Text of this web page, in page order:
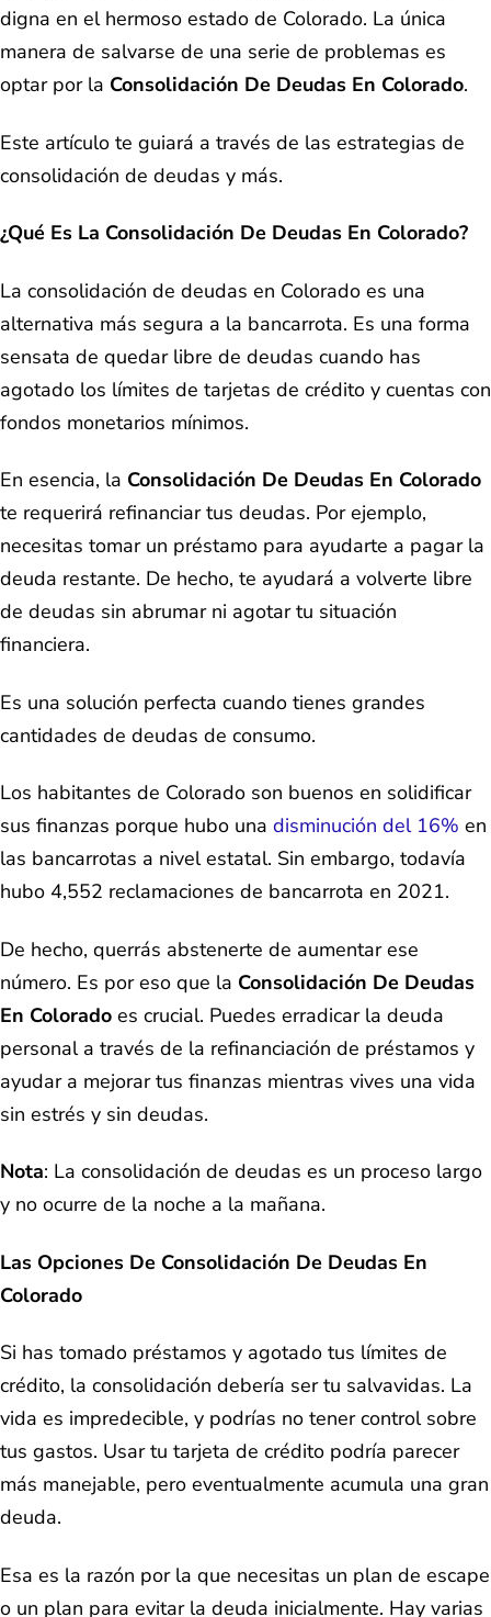
digna en el hermoso estado de Colorado. La única
manera de salvarse de una serie de problemas es
optar por la Consolidación De Deudas En Colorado.
Este artículo te guiará a través de las estrategias de
consolidación de deudas y más.
¿Qué Es La Consolidación De Deudas En Colorado?
La consolidación de deudas en Colorado es una
alternativa más segura a la bancarrota. Es una forma
sensata de quedar libre de deudas cuando has
agotado los límites de tarjetas de crédito y cuentas con
fondos monetarios mínimos.
En esencia, la Consolidación De Deudas En Colorado
te requerirá refinanciar tus deudas. Por ejemplo,
necesitas tomar un préstamo para ayudarte a pagar la
deuda restante. De hecho, te ayudará a volverte libre
de deudas sin abrumar ni agotar tu situación
financiera.
Es una solución perfecta cuando tienes grandes
cantidades de deudas de consumo.
Los habitantes de Colorado son buenos en solidificar
sus finanzas porque hubo una disminución del 16% en
las bancarrotas a nivel estatal. Sin embargo, todavía
hubo 4,552 reclamaciones de bancarrota en 2021.
De hecho, querrás abstenerte de aumentar ese
número. Es por eso que la Consolidación De Deudas
En Colorado es crucial. Puedes erradicar la deuda
personal a través de la refinanciación de préstamos y
ayudar a mejorar tus finanzas mientras vives una vida
sin estrés y sin deudas.
Nota: La consolidación de deudas es un proceso largo
y no ocurre de la noche a la mañana.
Las Opciones De Consolidación De Deudas En
Colorado
Si has tomado préstamos y agotado tus límites de
crédito, la consolidación debería ser tu salvavidas. La
vida es impredecible, y podrías no tener control sobre
tus gastos. Usar tu tarjeta de crédito podría parecer
más manejable, pero eventualmente acumula una gran
deuda.
Esa es la razón por la que necesitas un plan de escape
o un plan para evitar la deuda inicialmente. Hay varias